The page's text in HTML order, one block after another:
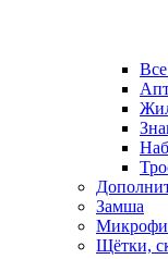
Замша
Щётки,